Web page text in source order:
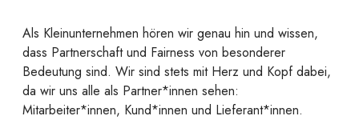
Als Kleinunternehmen hören wir genau hin und wissen,
dass Partnerschaft und Fairness von besonderer
Bedeutung sind. Wir sind stets mit Herz und Kopf dabei,
da wir uns alle als Partner*innen sehen:
Mitarbeiter*innen, Kund*innen und Lieferant*innen.